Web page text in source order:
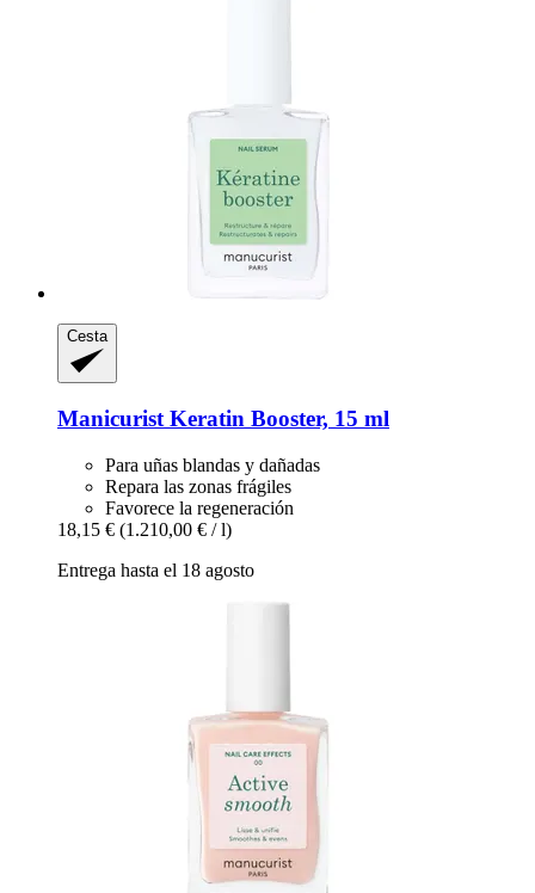
Cesta
Manicurist Keratin Booster, 15 ml
Para uñas blandas y dañadas
Repara las zonas frágiles
Favorece la regeneración
18,15 € (1.210,00 € / l)
Entrega hasta el 18 agosto